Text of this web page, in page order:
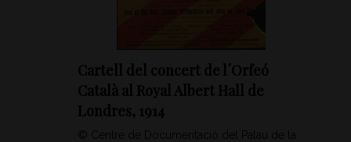
Cartell del concert de l´Orfeó
Català al Royal Albert Hall de
Londres, 1914
© Centre de Documentació del Palau de la